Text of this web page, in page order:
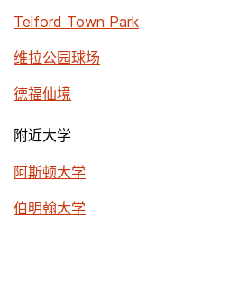
Telford Town Park
维拉公园球场
德福仙境
附近大学
阿斯顿大学
伯明翰大学